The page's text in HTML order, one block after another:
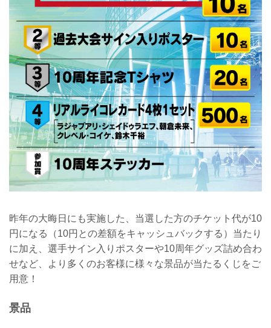
昨年の⼤晦⽇にも実施した、当選した⽅のチケット代が10
円になる（10円との差額をキャッシュバックする）当たり
に加え、選⼿サイン⼊りポスターや10周年グッズ詰め合わ
せなど、より多くのお客様に様々な景品が当たるくじをご
用意！
景品